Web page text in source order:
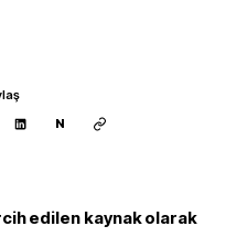
N
edilen kaynak olarak